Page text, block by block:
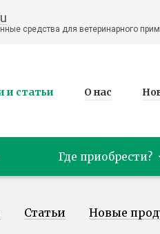
средства для ветеринарного
и статьи О нас
Где приобрести?
Статьи Новые